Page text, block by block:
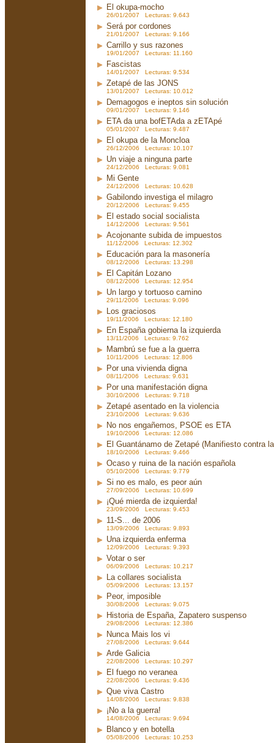
El okupa-mocho
26/01/2007 Lecturas: 9.643
Será por cordones
21/01/2007 Lecturas: 9.166
Carrillo y sus razones
19/01/2007 Lecturas: 11.160
Fascistas
14/01/2007 Lecturas: 9.534
Zetapé de las JONS
13/01/2007 Lecturas: 10.012
Demagogos e ineptos sin solución
09/01/2007 Lecturas: 9.146
ETA da una bofETAda a zETApé
05/01/2007 Lecturas: 9.487
El okupa de la Moncloa
26/12/2006 Lecturas: 10.107
Un viaje a ninguna parte
24/12/2006 Lecturas: 9.081
Mi Gente
24/12/2006 Lecturas: 10.628
Gabilondo investiga el milagro
20/12/2006 Lecturas: 9.455
El estado social socialista
14/12/2006 Lecturas: 9.561
Acojonante subida de impuestos
11/12/2006 Lecturas: 12.302
Educación para la masonería
08/12/2006 Lecturas: 13.298
El Capitán Lozano
08/12/2006 Lecturas: 12.954
Un largo y tortuoso camino
29/11/2006 Lecturas: 9.096
Los graciosos
19/11/2006 Lecturas: 12.180
En España gobierna la izquierda
13/11/2006 Lecturas: 9.762
Mambrú se fue a la guerra
10/11/2006 Lecturas: 12.806
Por una vivienda digna
08/11/2006 Lecturas: 9.631
Por una manifestación digna
30/10/2006 Lecturas: 9.718
Zetapé asentado en la violencia
23/10/2006 Lecturas: 9.636
No nos engañemos, PSOE es ETA
19/10/2006 Lecturas: 12.086
El Guantánamo de Zetapé (Manifiesto contra
18/10/2006 Lecturas: 9.466
Ocaso y ruina de la nación española
05/10/2006 Lecturas: 9.779
Si no es malo, es peor aún
27/09/2006 Lecturas: 10.699
¡Qué mierda de izquierda!
23/09/2006 Lecturas: 9.453
11-S... de 2006
13/09/2006 Lecturas: 9.893
Una izquierda enferma
12/09/2006 Lecturas: 9.393
Votar o ser
06/09/2006 Lecturas: 10.217
La collares socialista
05/09/2006 Lecturas: 13.157
Peor, imposible
30/08/2006 Lecturas: 9.075
Historia de España, Zapatero suspenso
29/08/2006 Lecturas: 12.386
Nunca Mais los vi
27/08/2006 Lecturas: 9.644
Arde Galicia
22/08/2006 Lecturas: 10.297
El fuego no veranea
22/08/2006 Lecturas: 9.436
Que viva Castro
14/08/2006 Lecturas: 9.838
¡No a la guerra!
14/08/2006 Lecturas: 9.694
Blanco y en botella
05/08/2006 Lecturas: 10.253